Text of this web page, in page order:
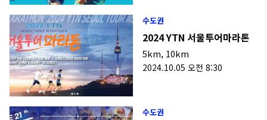
수도권
2024 YTN 서울투어마라톤
5km, 10km
2024.10.05 오전 8:30
수도권